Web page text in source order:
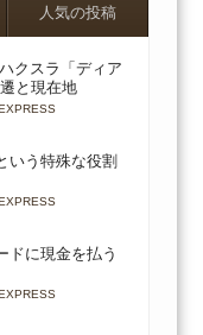
人気の投稿
クスラ「ディア
と現在地
いう特殊な役割
ドに現金を払う